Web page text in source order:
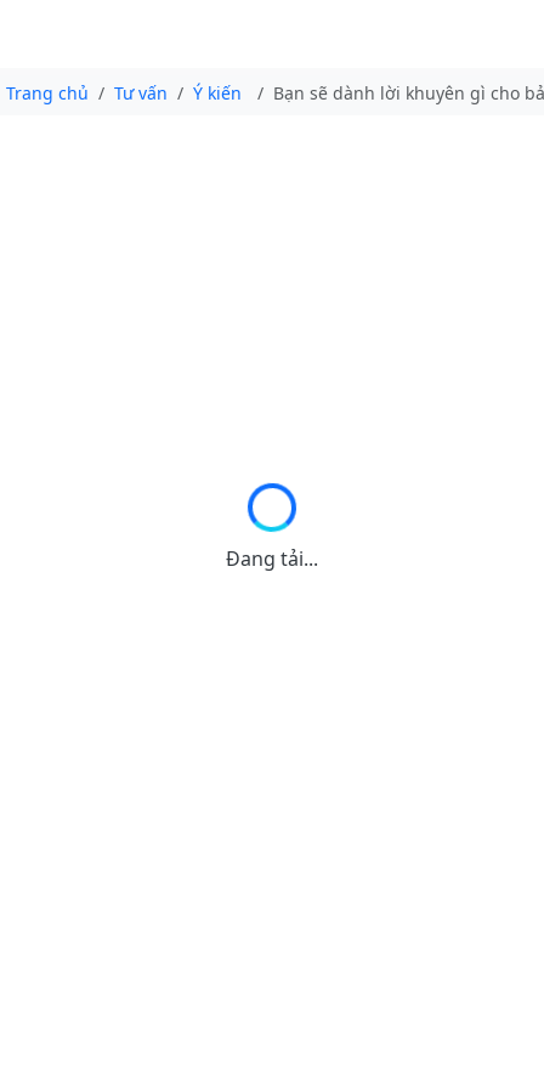
Trang chủ Tư vấn Ý kiến Bạn sẽ dành lời khuyên gì cho
Đang tải...